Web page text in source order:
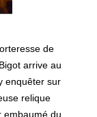
de
arrive au
enquêter sur
relique
embaumé du